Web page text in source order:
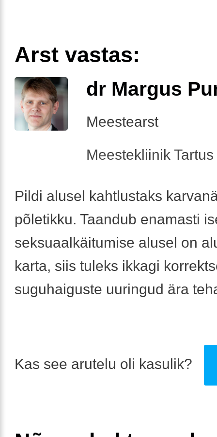
Arst vastas:
dr Margus
Meestearst
Meestekliinik
Pildi alusel kahtlustaks
põletikku. Taandub enamasti
seksuaalkäitumise alusel on
karta, siis tuleks ikkagi
suguhaiguste uuringud ära
Kas see arutelu oli kasulik?